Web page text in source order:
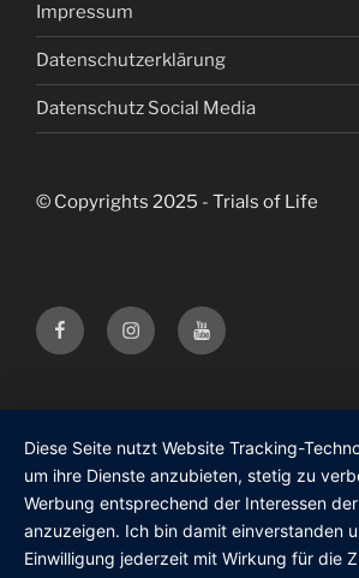
Impressum
Datenschutzerklärung
Datenschutz Social Media
© Copyrights 2025 - Trials of Life
Facebook
Trials
Life
Instagram
Trials
Life
Youtube
Trials
Life
Diese Seite nutzt Website Tracking-
um ihre Dienste anzubieten, stetig zu
Werbung entsprechend der Interessen
anzuzeigen. Ich bin damit einverstanden
Einwilligung jederzeit mit Wirkung für die